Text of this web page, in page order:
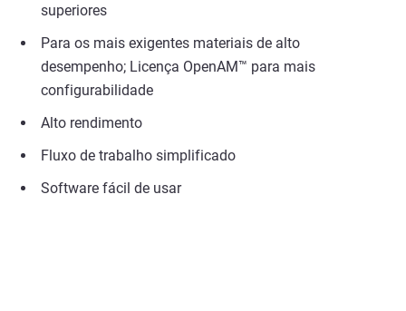
superiores
Para os mais exigentes materiais de alto
desempenho; Licença OpenAM™ para mais
configurabilidade
Alto rendimento
Fluxo de trabalho simplificado
Software fácil de usar